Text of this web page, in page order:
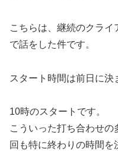
こちらは、継続のクラ
で話をした件です。
スタート時間は前日に決
10時のスタートです。
こういった打ち合わせ
回も特に終わりの時間を